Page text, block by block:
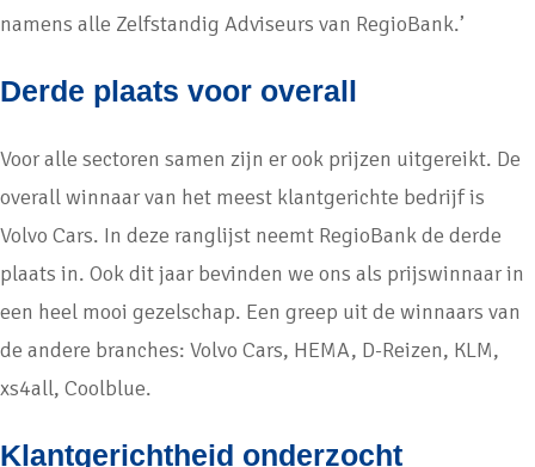
namens alle Zelfstandig Adviseurs van RegioBank.’
Derde plaats voor overall
Voor alle sectoren samen zijn er ook prijzen uitgereikt. De
overall winnaar van het meest klantgerichte bedrijf is
Volvo Cars. In deze ranglijst neemt RegioBank de derde
plaats in. Ook dit jaar bevinden we ons als prijswinnaar in
een heel mooi gezelschap. Een greep uit de winnaars van
de andere branches: Volvo Cars, HEMA, D-Reizen, KLM,
xs4all, Coolblue.
Klantgerichtheid onderzocht